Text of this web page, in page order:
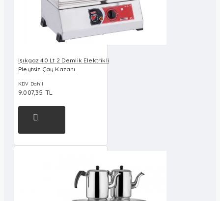
Işıkgaz 40 Lt 2 Demlik Elektrikli
Pleytsiz Çay Kazanı
KDV Dahil
9.007,35 TL